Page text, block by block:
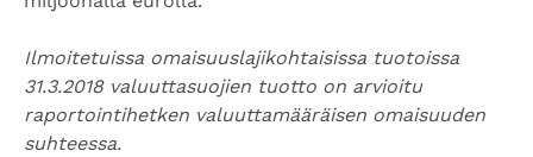
Ilmoitetuissa omaisuuslajikohtaisissa tuotoissa
31.3.2018 valuuttasuojien tuotto on arvioitu
raportointihetken valuuttamääräisen omaisuuden
suhteessa.